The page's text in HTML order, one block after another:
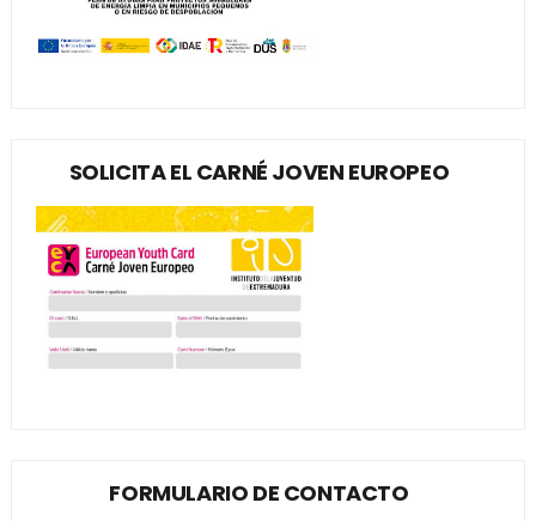
SOLICITA EL CARNÉ JOVEN EUROPEO
FORMULARIO DE CONTACTO